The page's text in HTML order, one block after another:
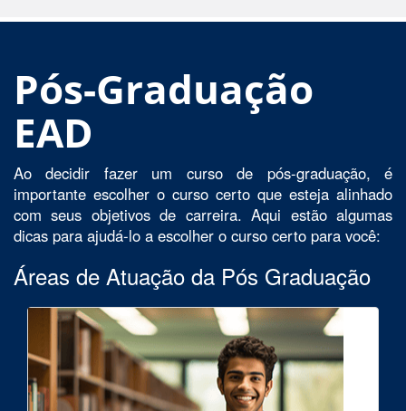
Pós-Graduação
EAD
Ao decidir fazer um curso de pós-graduação, é
importante escolher o curso certo que esteja alinhado
com seus objetivos de carreira. Aqui estão algumas
dicas para ajudá-lo a escolher o curso certo para você:
Áreas de Atuação da Pós Graduação